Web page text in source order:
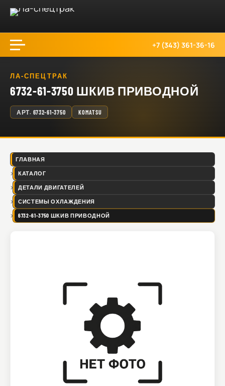
+7 (343) 361-36-16
ЛА-СПЕЦТРАК
6732-61-3750 ШКИВ ПРИВОДНОЙ
АРТ. 6732-61-3750 KOMATSU
ГЛАВНАЯ
КАТАЛОГ
ДЕТАЛИ ДВИГАТЕЛЕЙ
СИСТЕМЫ ОХЛАЖДЕНИЯ
6732-61-3750 ШКИВ ПРИВОДНОЙ